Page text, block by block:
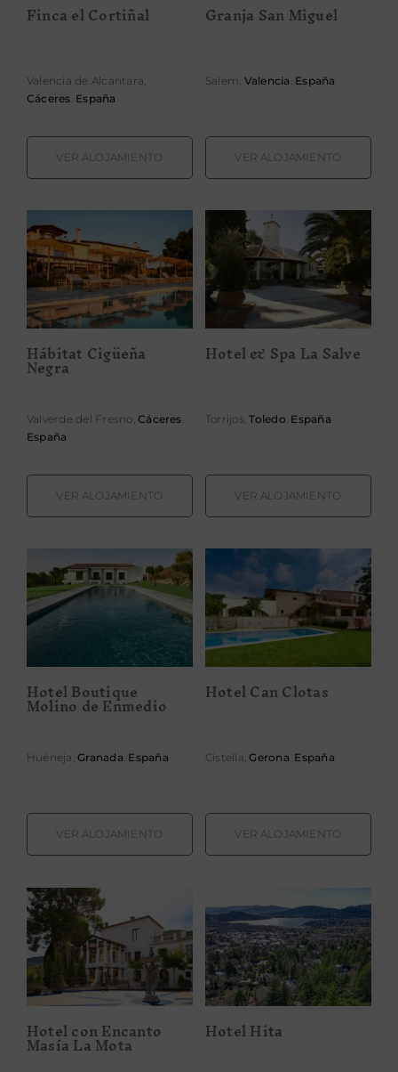
Finca el Cortiñal
Valencia de Alcantara,
Cáceres. España
VER ALOJAMIENTO
Granja San Miguel
Salem, Valencia . España
VER ALOJAMIENTO
Hábitat Cigüeña
Negra
Hábitat Cigüeña
Negra
Valverde del Fresno,Cáceres.
España
VER ALOJAMIENTO
Hotel & Spa La
Salve
Hotel & Spa La Salve
Torrijos,Toledo. España
VER ALOJAMIENTO
Hotel Boutique
Molino de
Enmedio
Hotel Boutique
Molino de Enmedio
Huéneja,Granada. España
VER ALOJAMIENTO
Hotel Can
Clotas
Hotel Can Clotas
Cistella,Gerona. España
VER ALOJAMIENTO
Hotel con
Encanto Masía
La Mota
Hotel con Encanto
Masía La Mota
Hotel Hita
Hotel Hita